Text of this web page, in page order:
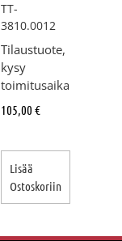
TT-
3810.0012
Tilaustuote,
kysy
toimitusaika
105,00 €
Lisää
Ostoskoriin